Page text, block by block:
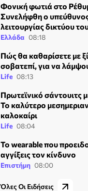
Φονική φωτιά στο
Συνελήφθη ο
λειτουργίας δικτύου
Ελλάδα 08:18
Πώς θα καθαρίσετε με
σοβατεπί, για να
Life 08:13
Πρωτεϊνικό σάντουιτς
Το καλύτερο
καλοκαίρι
Life 08:04
Το wearable που
αγγίξεις τον κίνδυνο
Επιστήμη 08:00
Όλες Οι Ειδήσεις